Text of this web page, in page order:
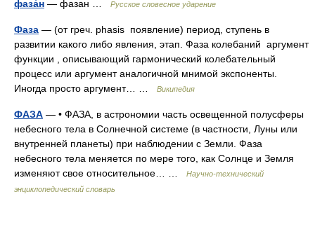
фаза́н — фазан … Русское словесное ударение
Фаза — (от греч. phasis появление) период, ступень в
развитии какого либо явления, этап. Фаза колебаний аргумент
функции , описывающий гармонический колебательный
процесс или аргумент аналогичной мнимой экспоненты.
Иногда просто аргумент… …
Википедия
ФАЗА — • ФАЗА, в астрономии часть освещенной полусферы
небесного тела в Солнечной системе (в частности, Луны или
внутренней планеты) при наблюдении с Земли. Фаза
небесного тела меняется по мере того, как Солнце и Земля
изменяют свое относительное… …
Научно-технический
энциклопедический словарь